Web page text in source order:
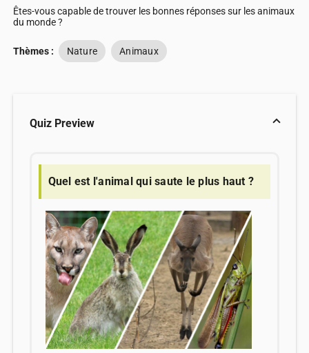
Êtes-vous capable de trouver les bonnes réponses sur les animaux
du monde ?
Thèmes : Nature Animaux
Quiz Preview
Quel est l'animal qui saute le plus haut ?